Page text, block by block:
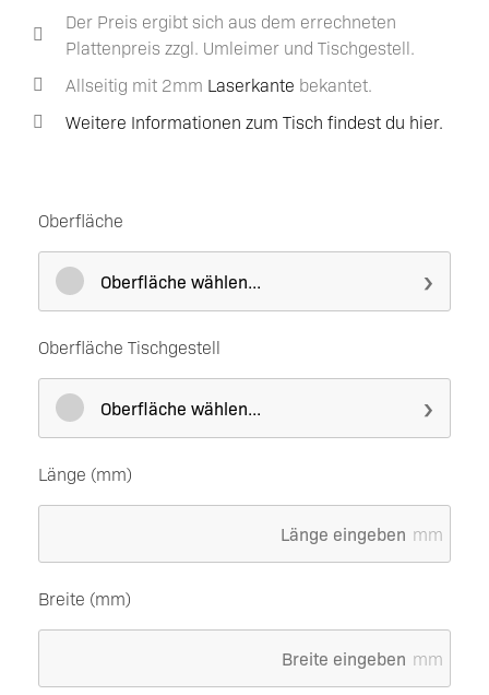
Der Preis ergibt sich aus dem errechneten
Plattenpreis zzgl. Umleimer und Tischgestell.
Allseitig mit 2mm Laserkante bekantet.
Weitere Informationen zum Tisch findest du hier.
Oberfläche
Oberfläche wählen...
Oberfläche Tischgestell
Oberfläche wählen...
Länge (mm)
mm
Breite (mm)
mm